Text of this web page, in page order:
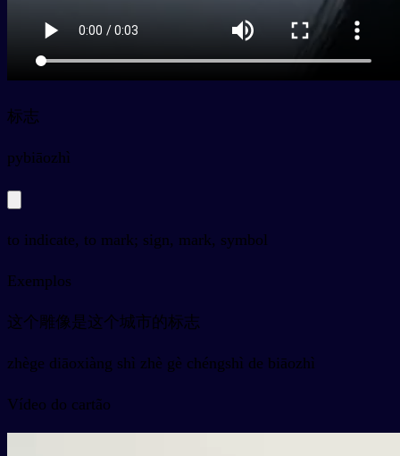
标志
pybiāozhì
to indicate, to mark; sign, mark, symbol
Exemplos
这个雕像是这个城市的标志
zhège diāoxiàng shì zhè gè chéngshì de biāozhì
Vídeo do cartão